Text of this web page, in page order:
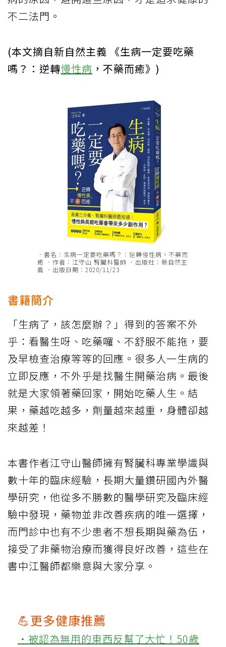
不二法門。
(本文摘自新自然主義 《生病一定要吃藥
嗎？：逆轉慢性病 ，不藥而癒》)
．書名：生病一定要吃藥嗎？：逆轉慢性病，不藥而
癒 ．作者：江守山 腎臟科醫師 ．出版社：新自然主
義 ．出版日期：2020/11/23
書籍簡介
「生病了，該怎麼辦？」得到的答案不外
乎：看醫生呀、吃藥囉、不舒服不能拖，要
及早檢查治療等等的回應。很多人一生病的
立即反應，不外乎是找醫生開藥治病。最後
就是大家領著藥回家，開始吃藥人生。結
果，藥越吃越多，劑量越來越重，身體卻越
來越差！
本書作者江守山醫師擁有腎臟科專業學識與
數十年的臨床經驗，長期大量鑽研國內外醫
學研究，他從多不勝數的醫學研究及臨床經
驗中發現，藥物並非改善疾病的唯一選擇，
而門診中也有不少患者不想長期與藥為伍，
接受了非藥物治療而獲得良好改善，這些在
書中江醫師都樂意與大家分享。
💪更多健康推薦
‧被認為無用的東西反幫了大忙！50歲